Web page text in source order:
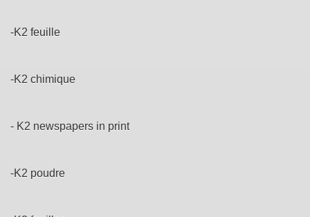
-K2 feuille
-K2 chimique
- K2 newspapers in print
-K2 poudre